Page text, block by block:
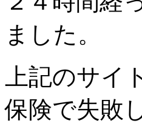
ました。
上記のサ
保険で失敗